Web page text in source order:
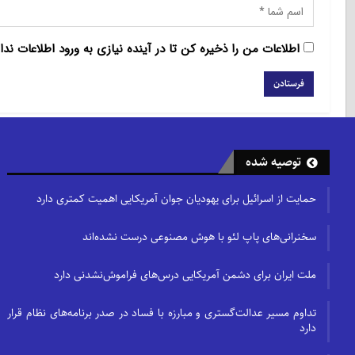
اطلاعات من را ذخیره کن تا در آینده نیازی به ورود اطلاعات
توصیه شده
حمایت از اسرائیل برای یهودیان جوان آمریکایی اهمیت کمتری دارد
سخنرانی‌های پاپ لئو با هوش مصنوعی درست نشده‌اند
ملت ایران برای دشمن آمریکایی درس‌های فراموش‌نشدنی دارد
تداوم مسیر عدالت‌گستری و مبارزه با فساد در صدر برنامه‌های نظام قرار
دارد